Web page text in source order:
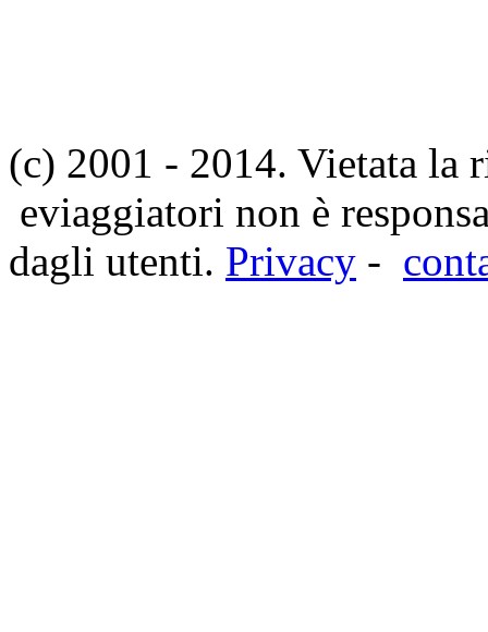
(c) 2001 - 2014. Vietata la
eviaggiatori non è
dagli utenti. Privacy -